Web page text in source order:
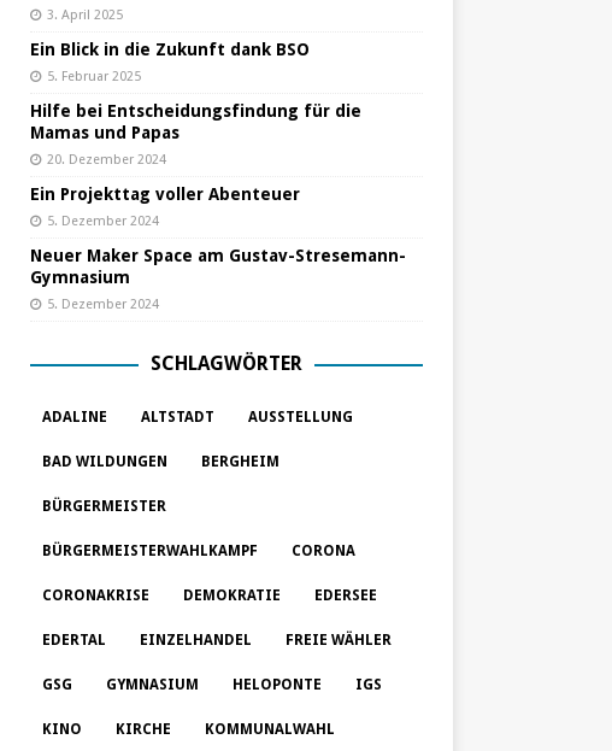
3. April 2025
Ein Blick in die Zukunft dank BSO
5. Februar 2025
Hilfe bei Entscheidungsfindung für die
Mamas und Papas
20. Dezember 2024
Ein Projekttag voller Abenteuer
5. Dezember 2024
Neuer Maker Space am Gustav-Stresemann-
Gymnasium
5. Dezember 2024
SCHLAGWÖRTER
ADALINE ALTSTADT AUSSTELLUNG
BAD WILDUNGEN BERGHEIM
BÜRGERMEISTER
BÜRGERMEISTERWAHLKAMPF CORONA
CORONAKRISE DEMOKRATIE EDERSEE
EDERTAL EINZELHANDEL FREIE WÄHLER
GSG GYMNASIUM HELOPONTE IGS
KINO KIRCHE KOMMUNALWAHL